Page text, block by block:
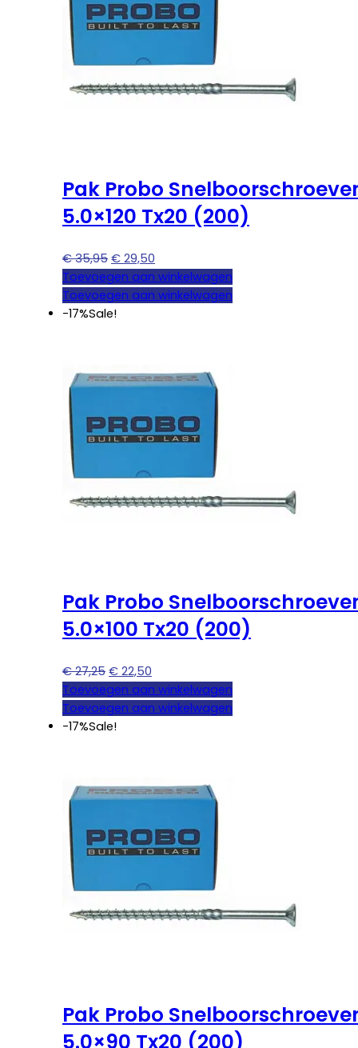
Pak Probo
5.0×120 Tx20 (200)
€35,95 Oorspronkelijke
prijs
was:
€ 35,95.
€ 29,50
prijs
is:
Toevoegen aan winkelwagen
Toevoegen aan winkelwagen
-17%Sale!
Pak Probo
5.0×100 Tx20 (200)
€27,25 Oorspronkelijke
prijs
was:
€ 27,25.
€ 22,50
prijs
is:
Toevoegen aan winkelwagen
Toevoegen aan winkelwagen
-17%Sale!
Pak Probo
5.0×90 Tx20 (200)